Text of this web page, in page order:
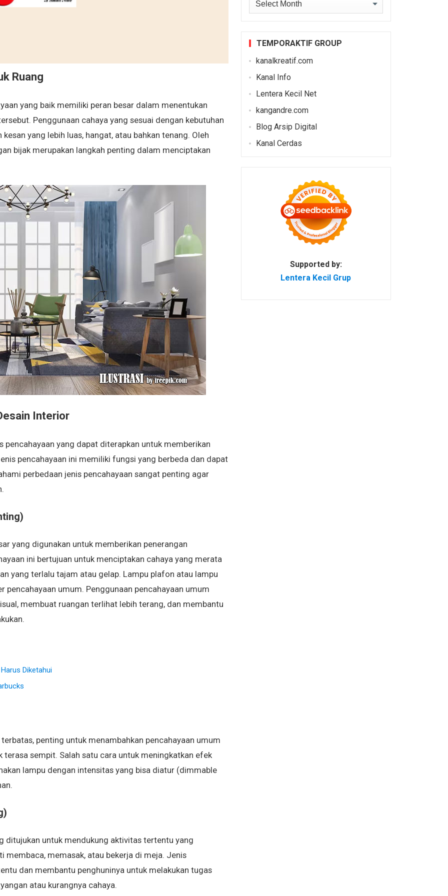
Ruang
yang baik memiliki peran besar dalam menentukan
Penggunaan cahaya yang sesuai dengan kebutuhan
yang lebih luas, hangat, atau bahkan tenang. Oleh
bijak merupakan langkah penting dalam menciptakan
Interior
yang dapat diterapkan untuk memberikan
pencahayaan ini memiliki fungsi yang berbeda dan dapat
perbedaan jenis pencahayaan sangat penting agar
yang digunakan untuk memberikan penerangan
ini bertujuan untuk menciptakan cahaya yang merata
yang terlalu tajam atau gelap. Lampu plafon atau lampu
umum. Penggunaan pencahayaan umum
membuat ruangan terlihat lebih terang, dan membantu
Diketahui
penting untuk menambahkan pencahayaan umum
sempit. Salah satu cara untuk meningkatkan efek
lampu dengan intensitas yang bisa diatur (dimmable
ditujukan untuk mendukung aktivitas tertentu yang
membaca, memasak, atau bekerja di meja. Jenis
dan membantu penghuninya untuk melakukan tugas
atau kurangnya cahaya.
TEMPORAKTIF GROUP
kanalkreatif.com
Kanal Info
Lentera Kecil Net
kangandre.com
Blog Arsip Digital
Kanal Cerdas
Supported by:
Lentera Kecil Grup